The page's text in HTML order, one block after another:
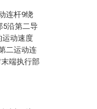
连杆9绕
5沿第二导
运动速度
二运动连
端执行部